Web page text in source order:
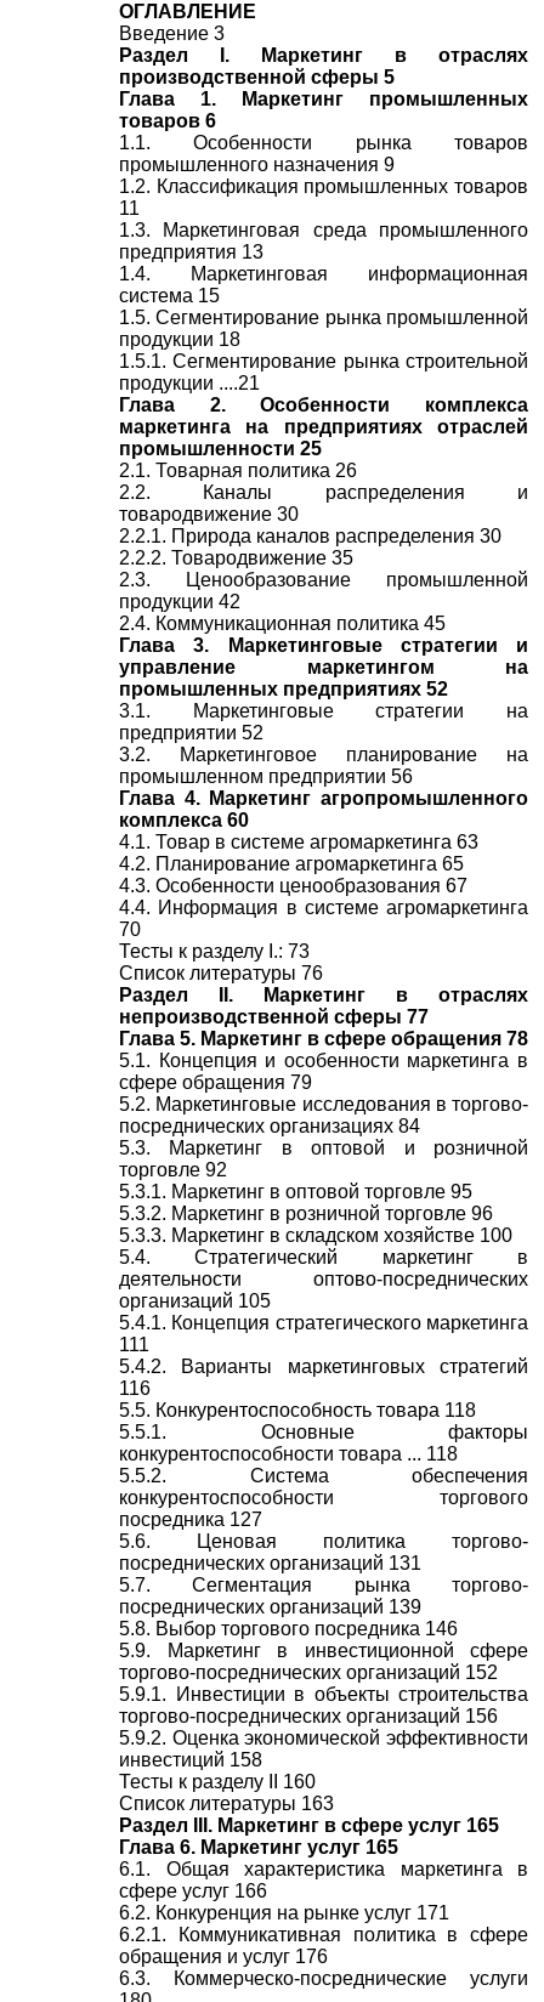
ОГЛАВЛЕНИЕ
Введение 3
Раздел I. Маркетинг в отраслях
производственной сферы 5
Глава 1. Маркетинг промышленных
товаров 6
1.1. Особенности рынка товаров
промышленного назначения 9
1.2. Классификация промышленных товаров
11
1.3. Маркетинговая среда промышленного
предприятия 13
1.4. Маркетинговая информационная
система 15
1.5. Сегментирование рынка промышленной
продукции 18
1.5.1. Сегментирование рынка строительной
продукции ....21
Глава 2. Особенности комплекса
маркетинга на предприятиях отраслей
промышленности 25
2.1. Товарная политика 26
2.2. Каналы распределения и
товародвижение 30
2.2.1. Природа каналов распределения 30
2.2.2. Товародвижение 35
2.3. Ценообразование промышленной
продукции 42
2.4. Коммуникационная политика 45
Глава 3. Маркетинговые стратегии и
управление маркетингом на
промышленных предприятиях 52
3.1. Маркетинговые стратегии на
предприятии 52
3.2. Маркетинговое планирование на
промышленном предприятии 56
Глава 4. Маркетинг агропромышленного
комплекса 60
4.1. Товар в системе агромаркетинга 63
4.2. Планирование агромаркетинга 65
4.3. Особенности ценообразования 67
4.4. Информация в системе агромаркетинга
70
Тесты к разделу I.: 73
Список литературы 76
Раздел II. Маркетинг в отраслях
непроизводственной сферы 77
Глава 5. Маркетинг в сфере обращения 78
5.1. Концепция и особенности маркетинга в
сфере обращения 79
5.2. Маркетинговые исследования в торгово-
посреднических организациях 84
5.3. Маркетинг в оптовой и розничной
торговле 92
5.3.1. Маркетинг в оптовой торговле 95
5.3.2. Маркетинг в розничной торговле 96
5.3.3. Маркетинг в складском хозяйстве 100
5.4. Стратегический маркетинг в
деятельности оптово-посреднических
организаций 105
5.4.1. Концепция стратегического маркетинга
111
5.4.2. Варианты маркетинговых стратегий
116
5.5. Конкурентоспособность товара 118
5.5.1. Основные факторы
конкурентоспособности товара ... 118
5.5.2. Система обеспечения
конкурентоспособности торгового
посредника 127
5.6. Ценовая политика торгово-
посреднических организаций 131
5.7. Сегментация рынка торгово-
посреднических организаций 139
5.8. Выбор торгового посредника 146
5.9. Маркетинг в инвестиционной сфере
торгово-посреднических организаций 152
5.9.1. Инвестиции в объекты строительства
торгово-посреднических организаций 156
5.9.2. Оценка экономической эффективности
инвестиций 158
Тесты к разделу II 160
Список литературы 163
Раздел III. Маркетинг в сфере услуг 165
Глава 6. Маркетинг услуг 165
6.1. Общая характеристика маркетинга в
сфере услуг 166
6.2. Конкуренция на рынке услуг 171
6.2.1. Коммуникативная политика в сфере
обращения и услуг 176
6.3. Коммерческо-посреднические услуги